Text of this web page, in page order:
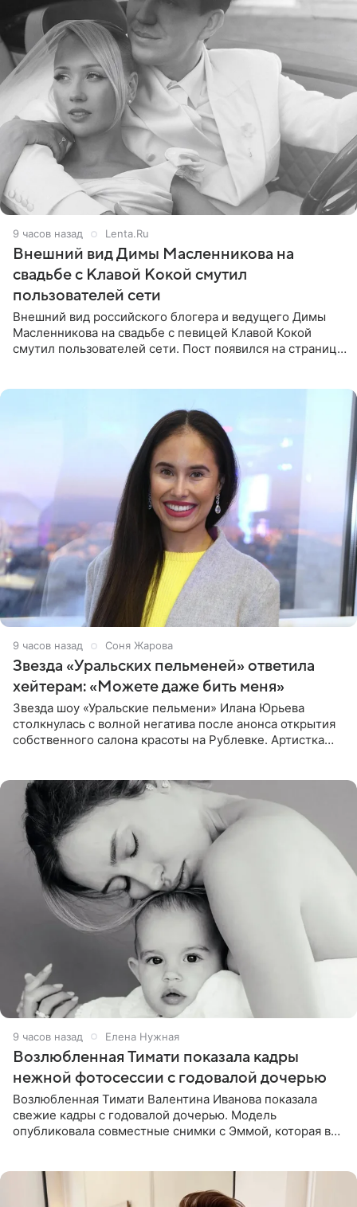
9 часов назад Lenta.Ru
Внешний вид Димы Масленникова на
свадьбе с Клавой Кокой смутил
пользователей сети
Внешний вид российского блогера и ведущего Димы
Масленникова на свадьбе с певицей Клавой Кокой
смутил пользователей сети. Пост появился на странице
9 часов назад Соня Жарова
Звезда «Уральских пельменей» ответила
хейтерам: «Можете даже бить меня»
Звезда шоу «Уральские пельмени» Илана Юрьева
столкнулась с волной негатива после анонса открытия
собственного салона красоты на Рублевке. Артистка
9 часов назад Елена Нужная
Возлюбленная Тимати показала кадры
нежной фотосессии с годовалой дочерью
Возлюбленная Тимати Валентина Иванова показала
свежие кадры с годовалой дочерью. Модель
опубликовала совместные снимки с Эммой, которая в